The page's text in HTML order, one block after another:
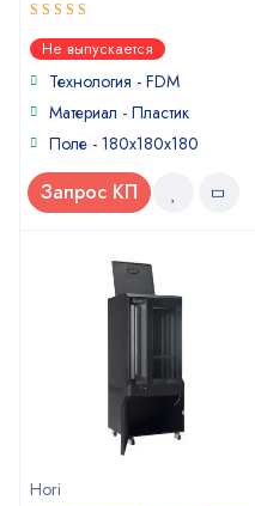
5out of 5
Не выпускается
Технология - FDM
Материал - Пластик
Поле - 180x180x180
Запрос КП
Hori